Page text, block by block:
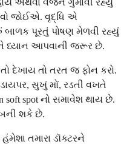
અથવા વજન ગુમાવી રહ્યું
જોઈએ. વૃદ્ધિ એ
પૂરતું પોષણ મેળવી રહ્યું
ધ્યાન આપવાની જરૂર છે.
દેખાય તો તરત જ ફોન કરો.
સુખું મોં, રડતી વખતે
spot નો સમાવેશ થાય છે.
શકે છે.
હંમેશા તમારા ડૉક્ટરને